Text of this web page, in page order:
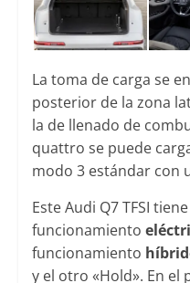
La toma de carga se
posterior de la zona
la de llenado de
quattro se puede
modo 3 estándar con
Este Audi Q7 TFSI
funcionamiento
funcionamiento
y el otro «Hold». En el